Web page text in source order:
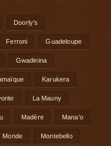
Doorly’s
Ferroni Guadeloupe
Gwadinina
Karukera
La Mauny
Madère Mana'o
Monde Montebello